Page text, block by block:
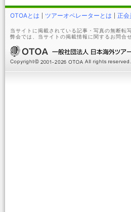
OTOAとは ツアーオペレーターとは 正会
当サイトに掲載されている記事・写真の無断
弊会では、当サイトの掲載情報に関するお問合